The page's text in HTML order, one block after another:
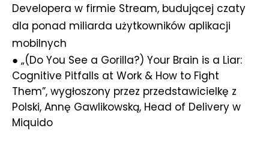
Developera w firmie Stream, budującej czaty
dla ponad miliarda użytkowników aplikacji
mobilnych
● „(Do You See a Gorilla?) Your Brain is a Liar:
Cognitive Pitfalls at Work & How to Fight
Them”, wygłoszony przez przedstawicielkę z
Polski, Annę Gawlikowską, Head of Delivery w
Miquido